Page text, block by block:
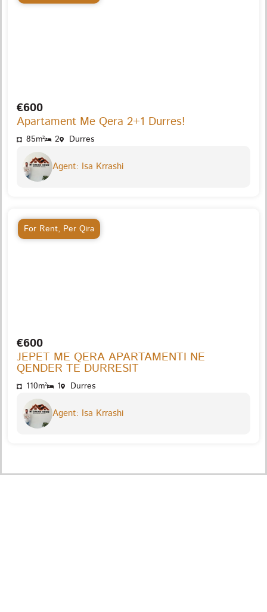
€600
Apartament Me Qera 2+1 Durres!
85m² 2 Durres
Agent: Isa Krrashi
For Rent, Per Qira
€600
JEPET ME QERA APARTAMENTI NE
QENDER TE DURRESIT
110m² 1 Durres
Agent: Isa Krrashi